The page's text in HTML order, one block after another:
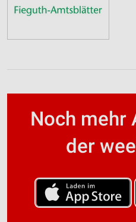
Noch mehr
der